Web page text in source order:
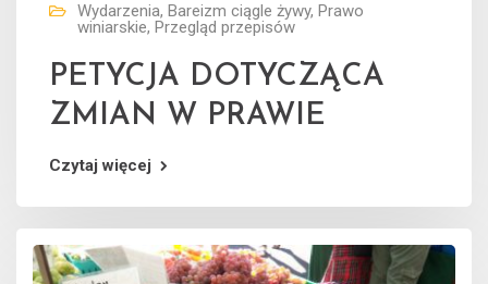
Wydarzenia, Bareizm ciągle żywy, Prawo
winiarskie, Przegląd przepisów
PETYCJA DOTYCZĄCA
ZMIAN W PRAWIE
Czytaj więcej